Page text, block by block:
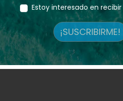
Estoy interesado en
¡SUSCRIBIRME!